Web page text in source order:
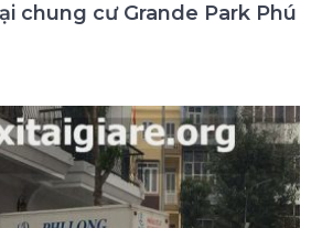
chung cư Grande Park Phú